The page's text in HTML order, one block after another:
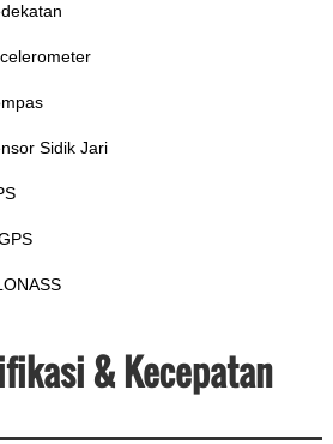
Sidik Jari
& Kecepatan